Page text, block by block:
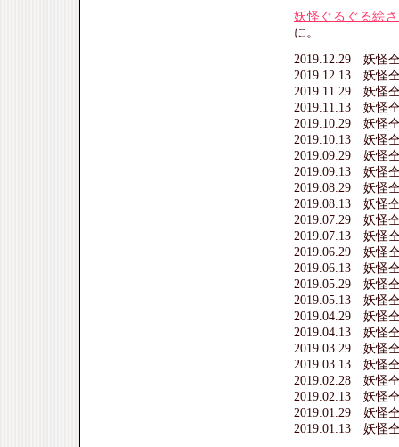
妖怪ぐるぐる絵
に。
2019.12.29 妖
2019.12.13 妖
2019.11.29 妖
2019.11.13 妖
2019.10.29 妖
2019.10.13 妖
2019.09.29 妖
2019.09.13 妖
2019.08.29 妖
2019.08.13 妖
2019.07.29 妖
2019.07.13 妖
2019.06.29 妖
2019.06.13 妖
2019.05.29 妖
2019.05.13 妖
2019.04.29 妖
2019.04.13 妖
2019.03.29 妖
2019.03.13 妖
2019.02.28 妖
2019.02.13 妖
2019.01.29 妖
2019.01.13 妖